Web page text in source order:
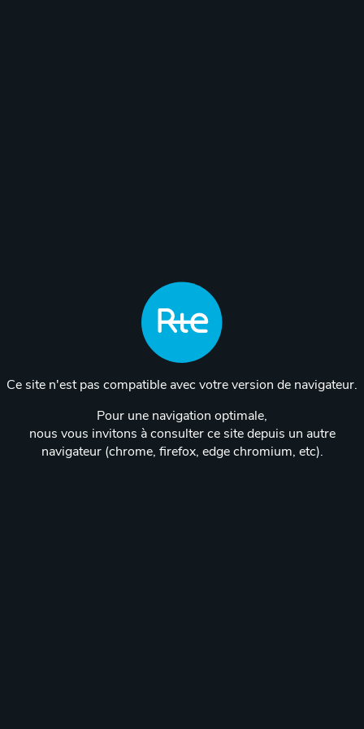
Ce site n'est pas compatible avec votre version de navigateur.
Pour une navigation optimale,
nous vous invitons à consulter ce site depuis un autre
navigateur (chrome, firefox, edge chromium, etc).